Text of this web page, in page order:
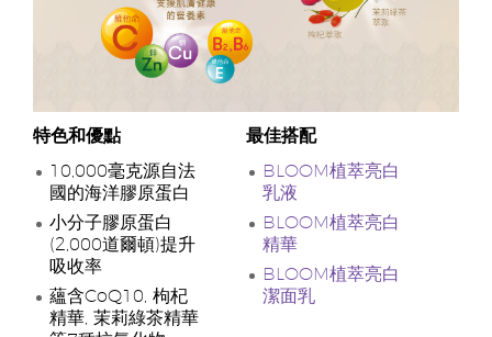
特色和優點
10,000毫克源自法
國的海洋膠原蛋白
小分子膠原蛋白
(2,000道爾頓)提升
吸收率
蘊含CoQ10, 枸杞
精華, 茉莉綠茶精華
最佳搭配
BLOOM植萃亮白
乳液
BLOOM植萃亮白
精華
BLOOM植萃亮白
潔面乳